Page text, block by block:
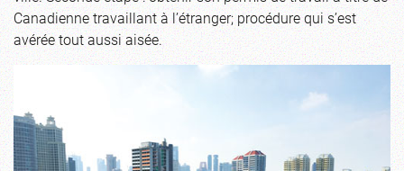
Canadienne travaillant à l’étranger; procédure qui s’est
avérée tout aussi aisée.